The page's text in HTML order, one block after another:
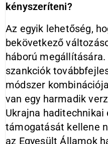
kényszeríteni?
Az egyik lehetőség,
bekövetkező
háború
szankciók
módszer
van egy harmadik
Ukrajna haditechnikai
támogatását kellene
az Egyesült Államok